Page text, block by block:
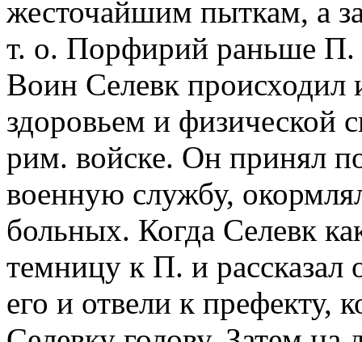
жесточайшим пыткам, а
т. о. Порфирий раньше П.
Воин Селевк происходил
здоровьем и физической
рим. войске. Он принял
военную службу,
больных. Когда Селевк
темницу к П. и рассказал
его и отвели к префекту,